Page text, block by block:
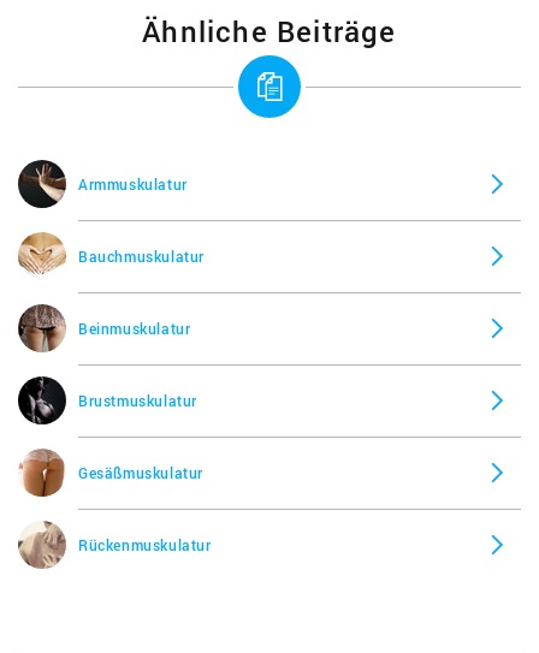
Ähnliche Beiträge
Armmuskulatur
Bauchmuskulatur
Beinmuskulatur
Brustmuskulatur
Gesäßmuskulatur
Rückenmuskulatur